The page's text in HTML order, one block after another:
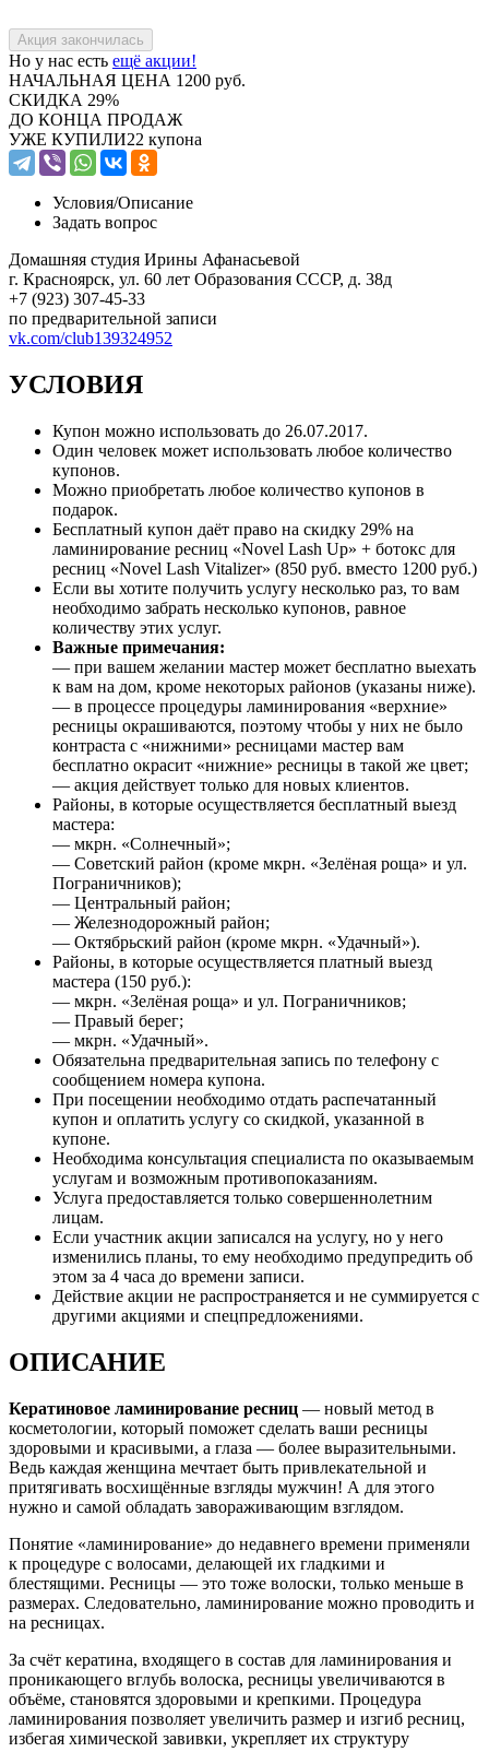
Но у нас есть ещё акции!
НАЧАЛЬНАЯ ЦЕНА 1200 руб.
СКИДКА 29%
ДО КОНЦА ПРОДАЖ
УЖЕ КУПИЛИ22 купона
Условия/Описание
Задать вопрос
Домашняя студия Ирины Афанасьевой
г. Красноярск, ул. 60 лет Образования СССР, д. 38д
+7 (923) 307-45-33
по предварительной записи
vk.com/club139324952
УСЛОВИЯ
Купон можно использовать до 26.07.2017.
Один человек может использовать любое количество
купонов.
Можно приобретать любое количество купонов в
подарок.
Бесплатный купон даёт право на скидку 29% на
ламинирование ресниц «Novel Lash Up» + ботокс для
ресниц «Novel Lash Vitalizer» (850 руб. вместо 1200 руб.)
Если вы хотите получить услугу несколько раз, то вам
необходимо забрать несколько купонов, равное
количеству этих услуг.
Важные примечания:
— при вашем желании мастер может бесплатно выехать
к вам на дом, кроме некоторых районов (указаны ниже).
— в процессе процедуры ламинирования «верхние»
ресницы окрашиваются, поэтому чтобы у них не было
контраста с «нижними» ресницами мастер вам
бесплатно окрасит «нижние» ресницы в такой же цвет;
— акция действует только для новых клиентов.
Районы, в которые осуществляется бесплатный выезд
мастера:
— мкрн. «Солнечный»;
— Советский район (кроме мкрн. «Зелёная роща» и ул.
Пограничников);
— Центральный район;
— Железнодорожный район;
— Октябрьский район (кроме мкрн. «Удачный»).
Районы, в которые осуществляется платный выезд
мастера (150 руб.):
— мкрн. «Зелёная роща» и ул. Пограничников;
— Правый берег;
— мкрн. «Удачный».
Обязательна предварительная запись по телефону с
сообщением номера купона.
При посещении необходимо отдать распечатанный
купон и оплатить услугу со скидкой, указанной в
купоне.
Необходима консультация специалиста по оказываемым
услугам и возможным противопоказаниям.
Услуга предоставляется только совершеннолетним
лицам.
Если участник акции записался на услугу, но у него
изменились планы, то ему необходимо предупредить об
этом за 4 часа до времени записи.
Действие акции не распространяется и не суммируется с
другими акциями и спецпредложениями.
ОПИСАНИЕ
Кератиновое ламинирование ресниц — новый метод в
косметологии, который поможет сделать ваши ресницы
здоровыми и красивыми, а глаза — более выразительными.
Ведь каждая женщина мечтает быть привлекательной и
притягивать восхищённые взгляды мужчин! А для этого
нужно и самой обладать завораживающим взглядом.
Понятие «ламинирование» до недавнего времени применяли
к процедуре с волосами, делающей их гладкими и
блестящими. Ресницы — это тоже волоски, только меньше в
размерах. Следовательно, ламинирование можно проводить и
на ресницах.
За счёт кератина, входящего в состав для ламинирования и
проникающего вглубь волоска, ресницы увеличиваются в
объёме, становятся здоровыми и крепкими. Процедура
ламинирования позволяет увеличить размер и изгиб ресниц,
избегая химической завивки, укрепляет их структуру